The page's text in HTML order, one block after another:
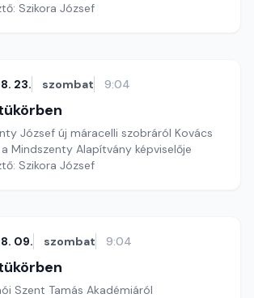
Szikora József
23. szombat 9:04
József új máracelli szobráról Kovács
a Mindszenty Alapítvány képviselője
Szikora József
09. szombat 9:04
Szent Tamás Akadémiáról